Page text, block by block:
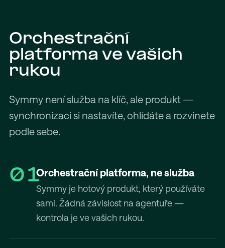
Orchestrační
platforma ve vašich
rukou
Symmy není služba na klíč, ale produkt —
synchronizaci si nastavíte, ohlídáte a rozvinete
podle sebe.
01Orchestrační platforma, ne služba
Symmy je hotový produkt, který používáte
sami. Žádná závislost na agentuře —
kontrola je ve vašich rukou.